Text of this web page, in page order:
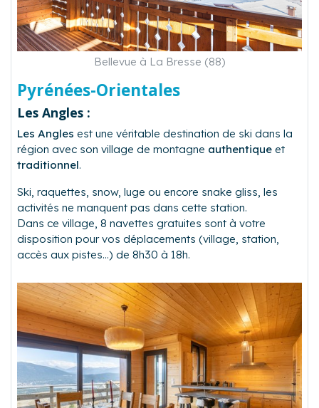
Bellevue à La Bresse (88)
Pyrénées-Orientales
Les Angles :
Les Angles est une véritable destination de ski dans la
région avec son village de montagne authentique et
traditionnel.
Ski, raquettes, snow, luge ou encore snake gliss, les
activités ne manquent pas dans cette station.
Dans ce village, 8 navettes gratuites sont à votre
disposition pour vos déplacements (village, station,
accès aux pistes...) de 8h30 à 18h.